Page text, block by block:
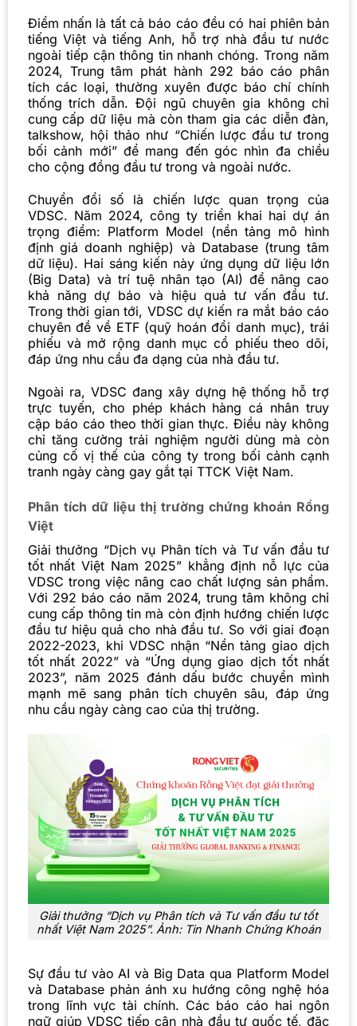
Điểm nhấn là tất cả báo cáo đều có hai phiên bản
tiếng Việt và tiếng Anh, hỗ trợ nhà đầu tư nước
ngoài tiếp cận thông tin nhanh chóng. Trong năm
2024, Trung tâm phát hành 292 báo cáo phân
tích các loại, thường xuyên được báo chí chính
thống trích dẫn. Đội ngũ chuyên gia không chỉ
cung cấp dữ liệu mà còn tham gia các diễn đàn,
talkshow, hội thảo như “Chiến lược đầu tư trong
bối cảnh mới” để mang đến góc nhìn đa chiều
cho cộng đồng đầu tư trong và ngoài nước.
Chuyển đổi số là chiến lược quan trọng của
VDSC. Năm 2024, công ty triển khai hai dự án
trọng điểm: Platform Model (nền tảng mô hình
định giá doanh nghiệp) và Database (trung tâm
dữ liệu). Hai sáng kiến này ứng dụng dữ liệu lớn
(Big Data) và trí tuệ nhân tạo (AI) để nâng cao
khả năng dự báo và hiệu quả tư vấn đầu tư.
Trong thời gian tới, VDSC dự kiến ra mắt báo cáo
chuyên đề về ETF (quỹ hoán đổi danh mục), trái
phiếu và mở rộng danh mục cổ phiếu theo dõi,
đáp ứng nhu cầu đa dạng của nhà đầu tư.
Ngoài ra, VDSC đang xây dựng hệ thống hỗ trợ
trực tuyến, cho phép khách hàng cá nhân truy
cập báo cáo theo thời gian thực. Điều này không
chỉ tăng cường trải nghiệm người dùng mà còn
củng cố vị thế của công ty trong bối cảnh cạnh
tranh ngày càng gay gắt tại TTCK Việt Nam.
Phân tích dữ liệu thị trường chứng khoán Rồng
Việt
Giải thưởng “Dịch vụ Phân tích và Tư vấn đầu tư
tốt nhất Việt Nam 2025” khẳng định nỗ lực của
VDSC trong việc nâng cao chất lượng sản phẩm.
Với 292 báo cáo năm 2024, trung tâm không chỉ
cung cấp thông tin mà còn định hướng chiến lược
đầu tư hiệu quả cho nhà đầu tư. So với giai đoạn
2022-2023, khi VDSC nhận “Nền tảng giao dịch
tốt nhất 2022” và “Ứng dụng giao dịch tốt nhất
2023”, năm 2025 đánh dấu bước chuyển mình
mạnh mẽ sang phân tích chuyên sâu, đáp ứng
nhu cầu ngày càng cao của thị trường.
Giải thưởng “Dịch vụ Phân tích và Tư vấn đầu tư tốt
nhất Việt Nam 2025”. Ảnh: Tin Nhanh Chứng Khoán
Sự đầu tư vào AI và Big Data qua Platform Model
và Database phản ánh xu hướng công nghệ hóa
trong lĩnh vực tài chính. Các báo cáo hai ngôn
ngữ giúp VDSC tiếp cận nhà đầu tư quốc tế, đặc